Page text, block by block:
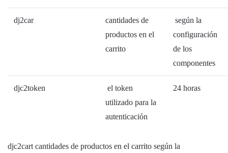
dj2car
cantidades de
productos en el
carrito
según la
configuración
de los
componentes
djc2token
el token
utilizado para la
autenticación
24 horas
djc2cart cantidades de productos en el carrito según la